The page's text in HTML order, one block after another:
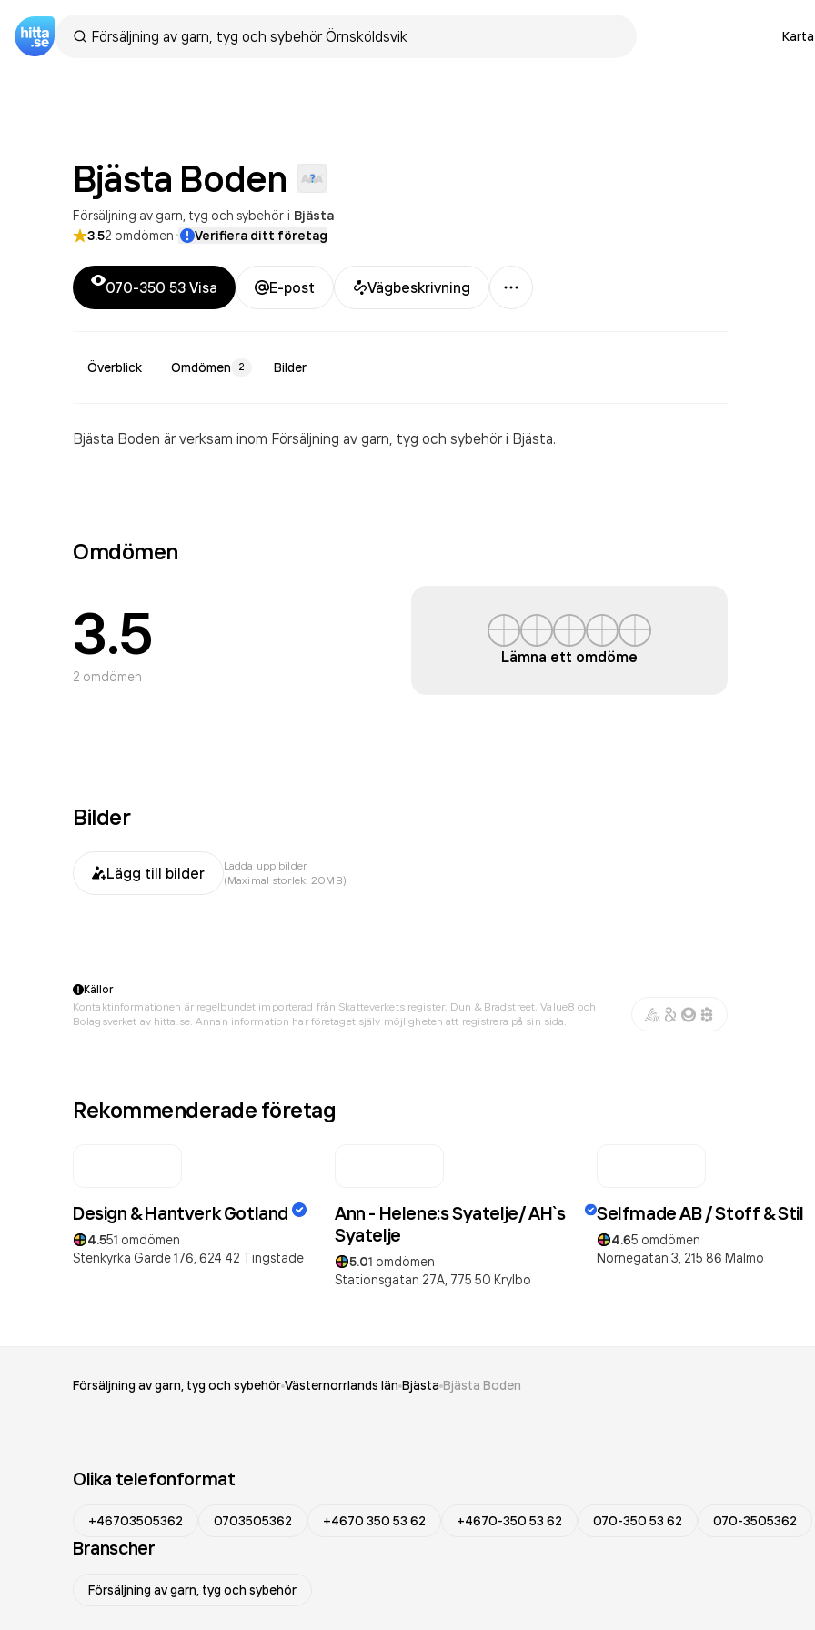
Karta
Bjästa Boden
Försäljning av garn, tyg och sybehör i Bjästa
3.52 omdömen· Verifiera ditt företag
070-350 53 Visa E-post Vägbeskrivning
Mer
Överblick Omdömen 2 Bilder
Bjästa Boden är verksam inom Försäljning av garn, tyg och sybehöri Bjästa.
Omdömen
3.5
2 omdömen
Lämna ett omdöme
Bilder
Lägg till bilder
Ladda upp bilder
(Maximal storlek: 20MB)
Källor
Kontaktinformationen är regelbundet importerad från Skatteverkets register, Dun & Bradstreet, Value8 och
Bolagsverket av hitta.se. Annan information har företaget själv möjligheten att registrera på sin sida.
Rekommenderade företag
Design & Hantverk Gotland
4.551 omdömen
Stenkyrka Garde 176, 624 42 Tingstäde
Ann - Helene:s Syatelje/ AH`s
Syatelje
5.01 omdömen
Stationsgatan 27A, 775 50 Krylbo
Selfmade AB / Stoff & Stil
4.65 omdömen
Nornegatan 3, 215 86 Malmö
Försäljning av garn, tyg och sybehör Västernorrlands län Bjästa Bjästa Boden
Olika telefonformat
+46703505362 0703505362 +4670 350 53 62 +4670-350 53 62 070-350 53 62 070-3505362
Branscher
Försäljning av garn, tyg och sybehör